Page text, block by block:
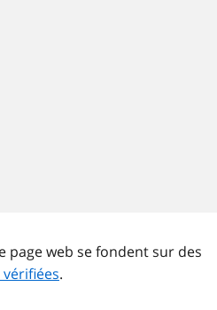
page web se fondent sur des
vérifiées.